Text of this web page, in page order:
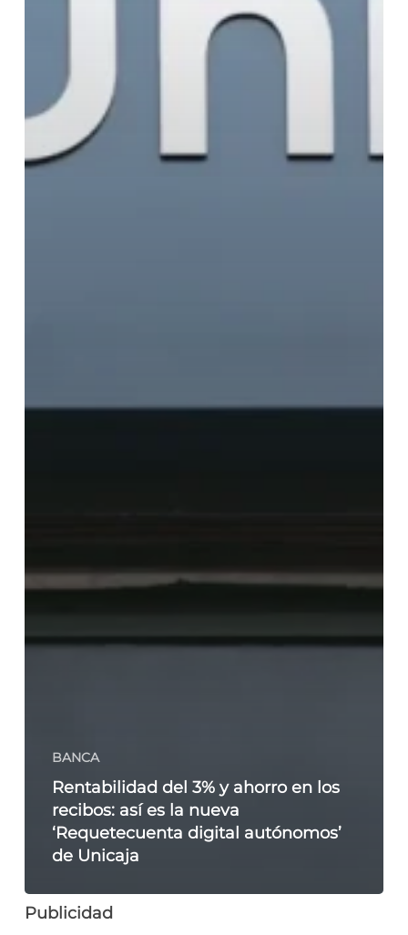
BANCA
Rentabilidad del 3% y ahorro en los
recibos: así es la nueva
‘Requetecuenta digital autónomos’
de Unicaja
Publicidad